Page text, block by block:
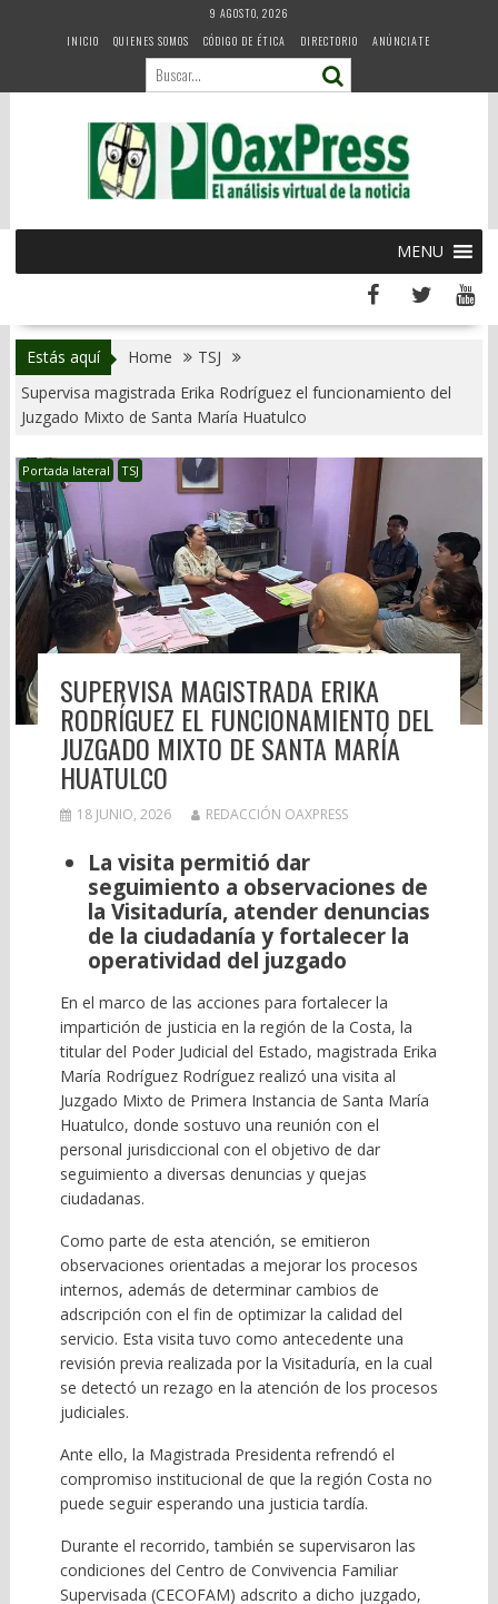
9 AGOSTO, 2026
INICIO
QUIENES SOMOS CÓDIGO DE ÉTICA DIRECTORIO ANÚNCIATE
MENU
Estás aquí Home
TSJ
Supervisa magistrada Erika Rodríguez el funcionamiento del
Juzgado Mixto de Santa María Huatulco
Portada lateral TSJ
SUPERVISA MAGISTRADA ERIKA
RODRÍGUEZ EL FUNCIONAMIENTO DEL
JUZGADO MIXTO DE SANTA MARÍA
HUATULCO
18 JUNIO, 2026 REDACCIÓN OAXPRESS
La visita permitió dar
seguimiento a observaciones de
la Visitaduría, atender denuncias
de la ciudadanía y fortalecer la
operatividad del juzgado
En el marco de las acciones para fortalecer la
impartición de justicia en la región de la Costa, la
titular del Poder Judicial del Estado, magistrada Erika
María Rodríguez Rodríguez realizó una visita al
Juzgado Mixto de Primera Instancia de Santa María
Huatulco, donde sostuvo una reunión con el
personal jurisdiccional con el objetivo de dar
seguimiento a diversas denuncias y quejas
ciudadanas.
Como parte de esta atención, se emitieron
observaciones orientadas a mejorar los procesos
internos, además de determinar cambios de
adscripción con el fin de optimizar la calidad del
servicio. Esta visita tuvo como antecedente una
revisión previa realizada por la Visitaduría, en la cual
se detectó un rezago en la atención de los procesos
judiciales.
Ante ello, la Magistrada Presidenta refrendó el
compromiso institucional de que la región Costa no
puede seguir esperando una justicia tardía.
Durante el recorrido, también se supervisaron las
condiciones del Centro de Convivencia Familiar
Supervisada (CECOFAM) adscrito a dicho juzgado,